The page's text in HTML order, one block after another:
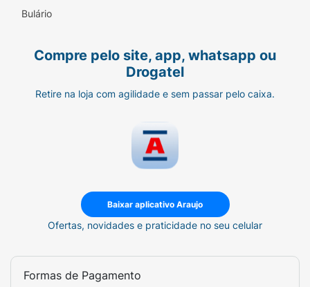
Bulário
Compre pelo site, app, whatsapp ou
Drogatel
Retire na loja com agilidade e sem passar pelo caixa.
Baixar aplicativo Araujo
Ofertas, novidades e praticidade no seu celular
Formas de Pagamento